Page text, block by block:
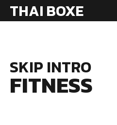
THAI BOXE
SKIP INTRO
FITNESS